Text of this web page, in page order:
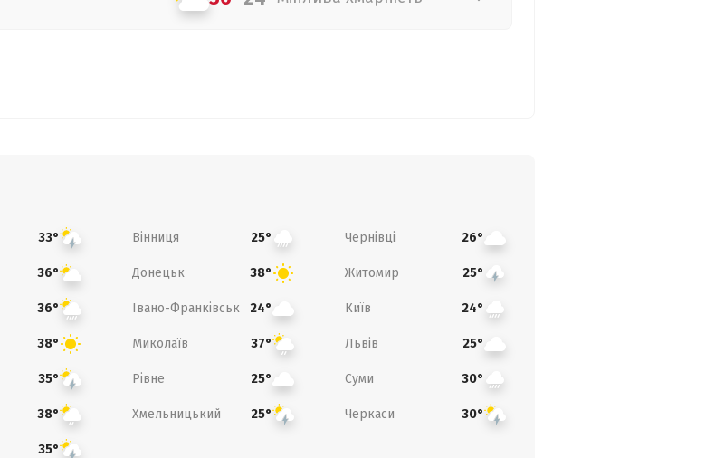
33° Вінниця 25° Чернівці 26°
36° Донецьк 38° Житомир 25°
36° Івано-Франківськ 24° Київ 24°
38° Миколаїв 37° Львів 25°
35° Рівне 25° Суми 30°
38° Хмельницький 25° Черкаси 30°
35°